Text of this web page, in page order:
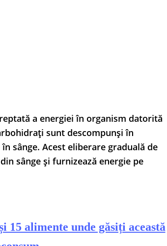
a energiei în organism datorită
sunt descompunși în
sânge. Acest eliberare graduală de
sânge și furnizează energie pe
15 alimente unde găsiți această